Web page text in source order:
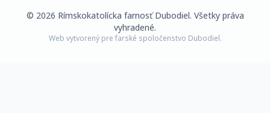
© 2026 Rímskokatolícka farnosť Dubodiel. Všetky práva
vyhradené.
Web vytvorený pre farské spoločenstvo Dubodiel.